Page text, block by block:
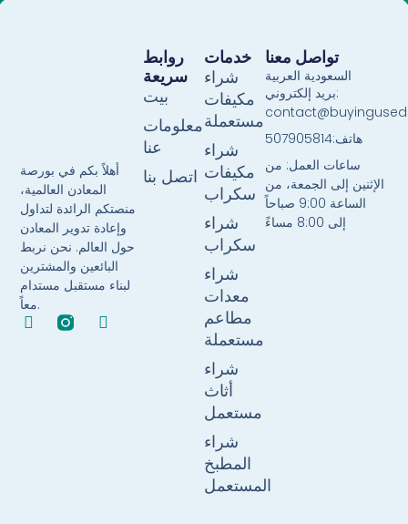
أهلاً بكم في بورصة
المعادن العالمية،
منصتكم الرائدة لتداول
وإعادة تدوير المعادن
حول العالم. نحن نربط
البائعين والمشترين
لبناء مستقبل مستدام
معاً.
F
T
خدمات
شراء
مكيفات
مستعملة
شراء
مكيفات
سكراب
شراء
سكراب
شراء
معدات
مطاعم
مستعملة
شراء
أثاث
مستعمل
شراء
المطبخ
المستعمل
روابط
سريعة
بيت
معلومات
عنا
اتصل بنا
تواصل معنا
السعودية العربية
بريد إلكتروني:
هاتف:507905814
ساعات العمل: من
الإثنين إلى الجمعة، من
الساعة 9:00 صباحاً
إلى 8:00 مساءً